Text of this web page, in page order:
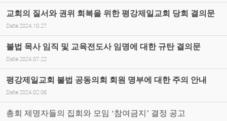
교회의 질서와 권위 회복을 위한 평강제일교회 당회 결의문
Date 2024.10.27
불법 목사 임직 및 교육전도사 임명에 대한 규탄 결의문
Date 2024.07.22
평강제일교회 불법 공동의회 회원 명부에 대한 주의 안내
Date 2024.02.06
총회 제명자들의 집회와 모임 ‘참여금지’ 결정 공고